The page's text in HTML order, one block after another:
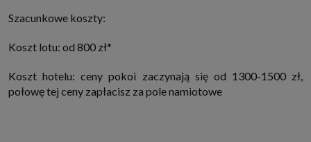
Szacunkowe koszty:
Koszt lotu: od 800 zł*
Koszt hotelu: ceny pokoi zaczynają się od 1300-1500 zł,
połowę tej ceny zapłacisz za pole namiotowe